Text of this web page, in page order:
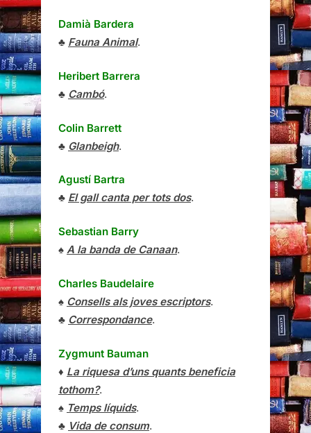
Damià Bardera
♣ Fauna Animal.
Heribert Barrera
♣ Cambó.
Colin Barrett
♣ Glanbeigh.
Agustí Bartra
♣ El gall canta per tots dos.
Sebastian Barry
♠ A la banda de Canaan.
Charles Baudelaire
♠ Consells als joves escriptors.
♣ Correspondance.
Zygmunt Bauman
♦ La riquesa d’uns quants beneficia
tothom?.
♠ Temps líquids.
♣ Vida de consum.